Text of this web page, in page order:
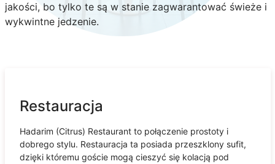
jakości, bo tylko te są w stanie zagwarantować świeże i
wykwintne jedzenie.
Restauracja
Hadarim (Citrus) Restaurant to połączenie prostoty i
dobrego stylu. Restauracja ta posiada przeszklony sufit,
dzięki któremu goście mogą cieszyć się kolacją pod